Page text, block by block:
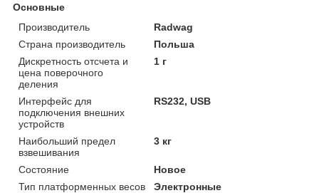
Основные
Производитель
Radwag
Страна производитель
Польша
Дискретность отсчета и
цена поверочного
деления
1 г
Интерфейс для
подключения внешних
устройств
RS232, USB
Наибольший предел
взвешивания
3 кг
Состояние
Новое
Тип платформенных весов
Электронные